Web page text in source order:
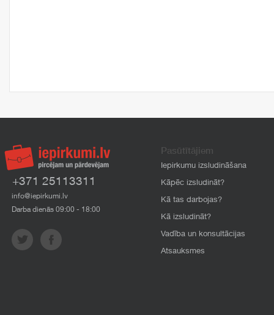
+371 25113311
info@iepirkumi.lv
Darba dienās 09:00 - 18:00
Pasūtītājiem
Iepirkumu izsludināšana
Kāpēc izsludināt?
Kā tas darbojas?
Kā izsludināt?
Vadība un konsultācijas
Atsauksmes